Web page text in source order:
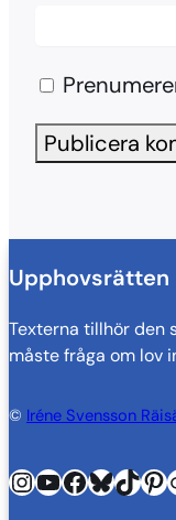
Upphovsrätten
Texterna tillhör den
måste fråga om lov
© Iréne Svensson
InstagramYouTube Facebook Bluesky TikTok Pinterest